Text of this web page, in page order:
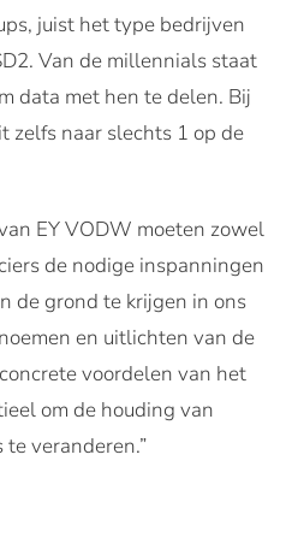
juist het type bedrijven
Van de millennials staat
data met hen te delen. Bij
zelfs naar slechts 1 op de
EY VODW moeten zowel
de nodige inspanningen
de grond te krijgen in ons
en uitlichten van de
voordelen van het
om de houding van
veranderen.”